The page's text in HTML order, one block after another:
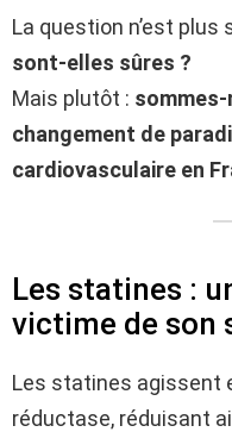
La question n’est plus
sont-elles sûres ?
Mais plutôt : sommes-
changement de
cardiovasculaire en
Les statines :
victime de son
Les statines agissent
réductase, réduisant